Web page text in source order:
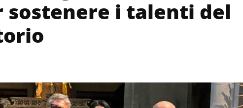
sostenere i talenti del